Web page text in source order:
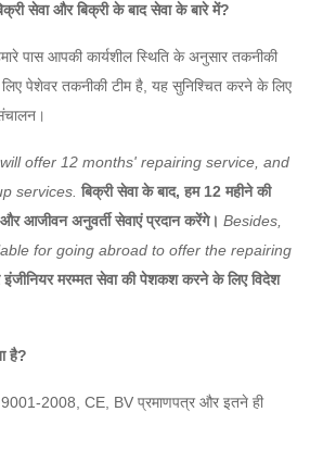
सेवा और बिक्री के बाद सेवा के बारे में?
पास आपकी कार्यशील स्थिति के अनुसार तकनीकी
पेशेवर तकनीकी टीम है, यह सुनिश्चित करने के लिए
offer 12 months' repairing service, and
services. बिक्री सेवा के बाद, हम 12 महीने की
आजीवन अनुवर्ती सेवाएं प्रदान करेंगे। Besides,
for going abroad to offer the repairing
इंजीनियर मरम्मत सेवा की पेशकश करने के लिए विदेश
है?
2008, CE, BV प्रमाणपत्र और इतने ही